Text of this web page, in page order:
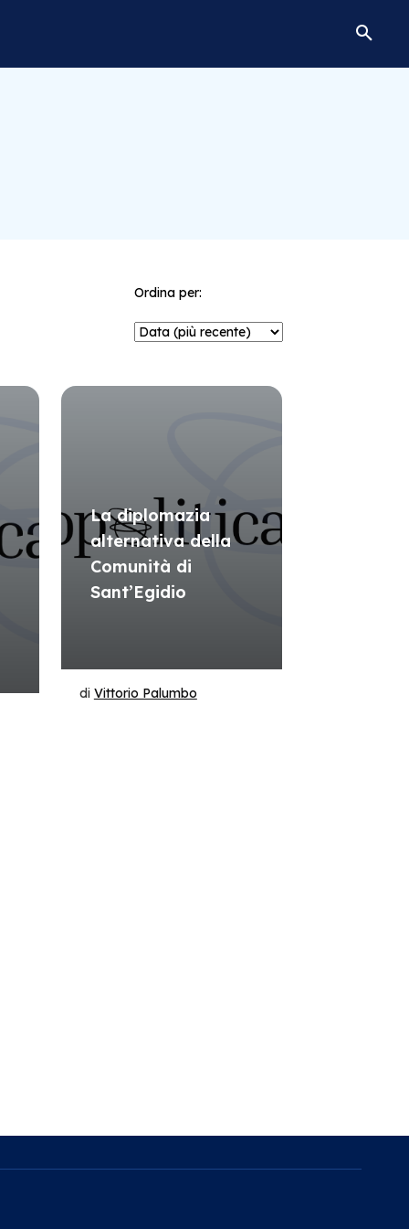
Ordina per:
La diplomazia
alternativa della
Comunità di
Sant’Egidio
di Vittorio Palumbo